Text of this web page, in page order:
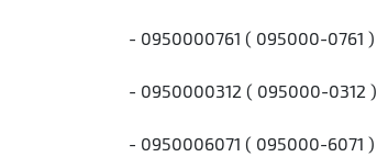
- 0950000761 ( 095000-0761 )
- 0950000312 ( 095000-0312 )
- 0950006071 ( 095000-6071 )